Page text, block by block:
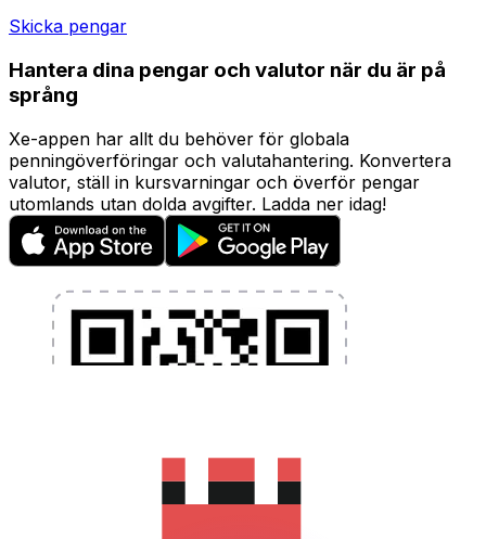
Skicka pengar
Hantera dina pengar och valutor när du är på
språng
Xe-appen har allt du behöver för globala
penningöverföringar och valutahantering. Konvertera
valutor, ställ in kursvarningar och överför pengar
utomlands utan dolda avgifter. Ladda ner idag!